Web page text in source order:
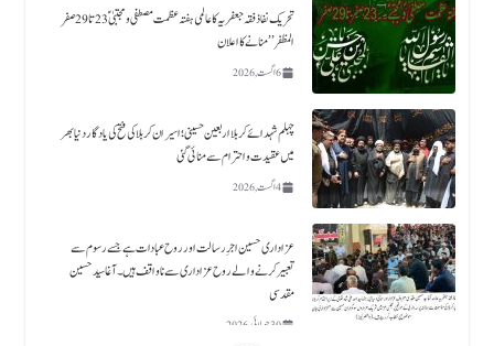
چہلم شہدائے کربلا اربعین حسینی؛ اسیران کربلا کی فتح کی یادگار دنیا بھر
میں عقیدت و احترام سے منائی گئی
عزاداری حسین اجرِ رسالت اور روح عبادات ہے جسے رسوم سے
تعبیر کرنے والے روح عزاداری سے ناواقف ہیں۔ آغا سید حسین
30 جولائی, 2026
حکومت ملک بھر میں چہلم شہدائےؑ کربلا کے موقع پر خصوصی انتظامات کرے اور سیکیورٹی کو یقینی بنایا جائے،